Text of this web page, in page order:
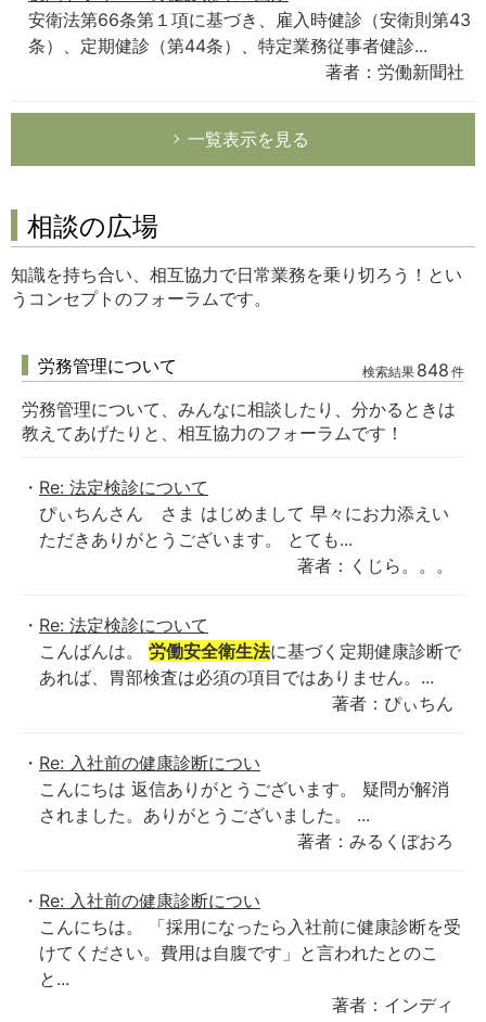
安衛法第66条第１項に基づき、雇入時健診（安衛則第43
条）、定期健診（第44条）、特定業務従事者健診...
著者：労働新聞社
一覧表示を見る
相談の広場
知識を持ち合い、相互協力で日常業務を乗り切ろう！とい
うコンセプトのフォーラムです。
労務管理について 検索結果 848 件
労務管理について、みんなに相談したり、分かるときは
教えてあげたりと、相互協力のフォーラムです！
Re: 法定検診について
ぴぃちんさん さま はじめまして 早々にお力添えい
ただきありがとうございます。 とても...
著者：くじら。。。
Re: 法定検診について
こんばんは。 労働安全衛生法に基づく定期健康診断で
あれば、胃部検査は必須の項目ではありません。...
著者：ぴぃちん
Re: 入社前の健康診断につい
こんにちは 返信ありがとうございます。 疑問が解消
されました。ありがとうございました。 ...
著者：みるくぼおろ
Re: 入社前の健康診断につい
こんにちは。 「採用になったら入社前に健康診断を受
けてください。費用は自腹です」と言われたとのこ
と...
著者：インディ